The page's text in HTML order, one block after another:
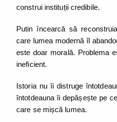
construi instituții credibile.
Putin încearcă să
care lumea modernă îl
este doar morală. Problema
ineficient.
Istoria nu îi distruge
întotdeauna îi depășește pe
care se mișcă lumea.